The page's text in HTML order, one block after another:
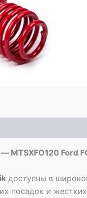
Ford
доступны в
посадок и